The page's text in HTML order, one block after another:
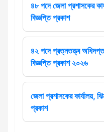
৪৮ পদে জেলা প্রশাসকের
বিজ্ঞপ্তি প্রকাশ
৪২ পদে প্রত্নতত্ত্ব
বিজ্ঞপ্তি প্রকাশ ২০২৬
জেলা প্রশাসকের কার্যালয়,
প্রকাশ